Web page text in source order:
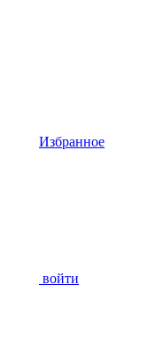
Избранное
войти